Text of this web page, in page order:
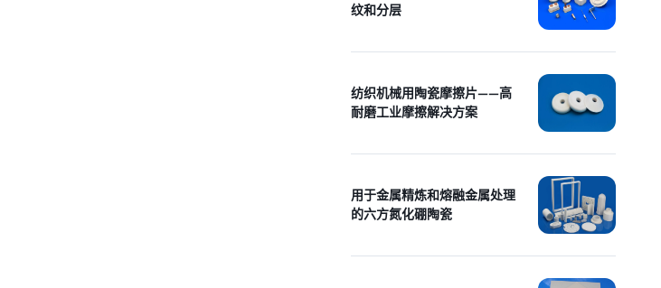
纹和分层
纺织机械用陶瓷摩擦片——高
耐磨工业摩擦解决方案
用于金属精炼和熔融金属处理
的六方氮化硼陶瓷